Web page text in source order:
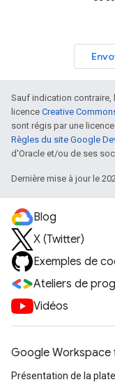
Sauf indication contraire,
licence Creative
sont régis par une licence
Règles du site Google
d'Oracle et/ou de ses
Dernière mise à jour le
Blog
X (Twitter)
Exemples de
Ateliers de
Vidéos
Google Workspace
Présentation de la